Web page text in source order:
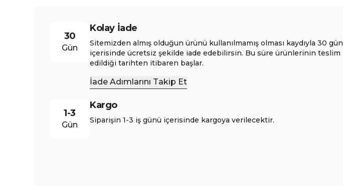
30
Gün
Kolay İade
Sitemizden almış olduğun ürünü kullanılmamış olması kaydıyla 30 gün
içerisinde ücretsiz şekilde iade edebilirsin. Bu süre ürünlerinin teslim
edildiği tarihten itibaren başlar.
İade Adımlarını Takip Et
1-3
Gün
Kargo
Siparişin 1-3 iş günü içerisinde kargoya verilecektir.